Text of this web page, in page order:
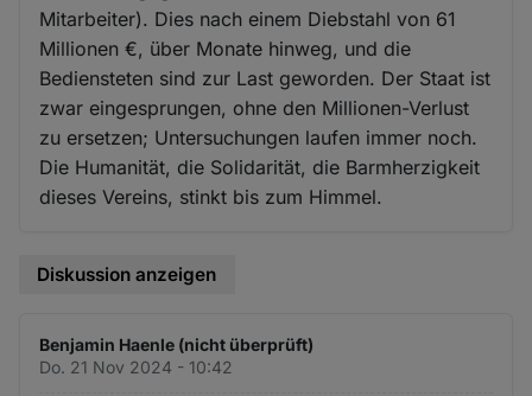
Mitarbeiter). Dies nach einem Diebstahl von 61
Millionen €, über Monate hinweg, und die
Bediensteten sind zur Last geworden. Der Staat ist
zwar eingesprungen, ohne den Millionen-Verlust
zu ersetzen; Untersuchungen laufen immer noch.
Die Humanität, die Solidarität, die Barmherzigkeit
dieses Vereins, stinkt bis zum Himmel.
Diskussion anzeigen
Benjamin Haenle (nicht überprüft)
Do. 21 Nov 2024 - 10:42